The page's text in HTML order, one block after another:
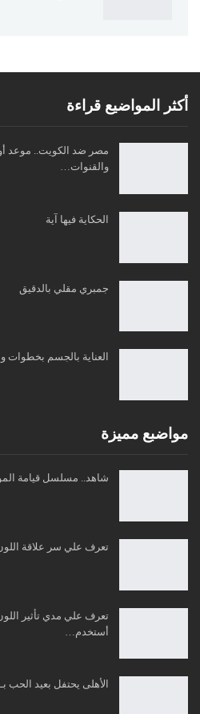
أكثر المواضيع قراءة
مصر ضد الكويت.. موعد
والقنوات…
الحكاية فيها آية
جمبري مقلي بالدقيق
العناية بالجسم بخطوات
مواضبع مميزة
شاهد.. مسلسل قيامة
تعرف علي سر علاقة
تعرف علي مدي تأثير
أستخدم…
الأهلى يحتفل بعيد الحب